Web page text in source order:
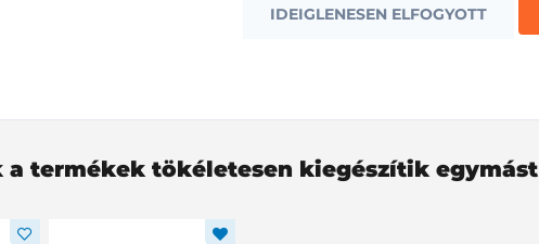
IDEIGLENESEN ELFOGYOTT
a termékek tökéletesen kiegészítik egymást